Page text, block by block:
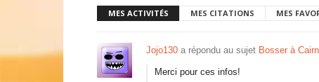
MES ACTIVITÉS MES CITATIONS MES
Jojo130 a répondu au sujet Bosser à
Merci pour ces infos!